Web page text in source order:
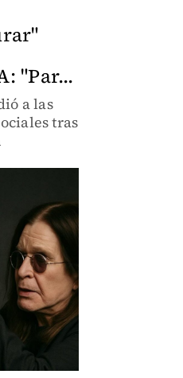
"Par...
a las
tras